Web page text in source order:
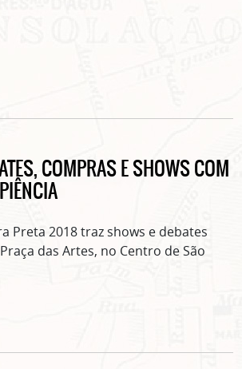
COMPRAS E SHOWS COM
Preta 2018 traz shows e debates
das Artes, no Centro de São